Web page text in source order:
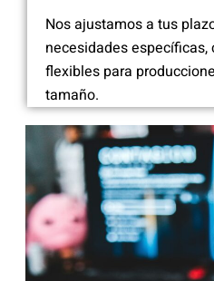
Nos ajustamos a tus
necesidades específicas,
flexibles para
tamaño.